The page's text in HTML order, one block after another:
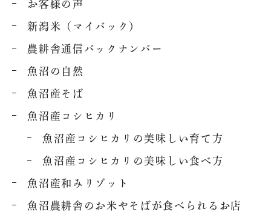
お客様の声
新潟米（マイバック）
農耕舎通信バックナンバー
魚沼の自然
魚沼産そば
魚沼産コシヒカリ
魚沼産コシヒカリの美味しい育て方
魚沼産コシヒカリの美味しい食べ方
魚沼産和みリゾット
魚沼農耕舎のお米やそばが食べられるお店